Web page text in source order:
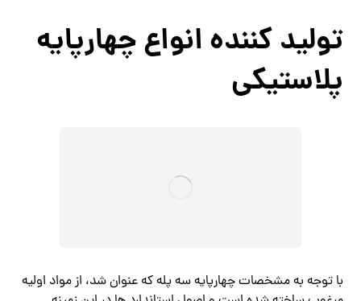
تولید کننده انواع چهارپایه
پلاستیکی
با توجه به مشخصات چهارپایه سه پله که عنوان شد، از مواد اولیه